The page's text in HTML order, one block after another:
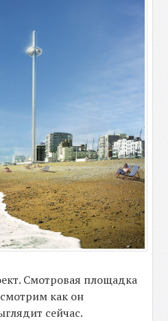
Смотровая площадка
как он
сейчас.